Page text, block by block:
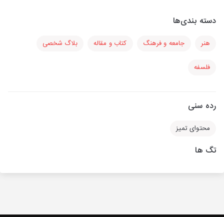
دسته بندی‌ها
هنر جامعه و فرهنگ کتاب و مقاله بلاگ شخصی
فلسفه
رده سنی
محتوای تمیز
تگ ها